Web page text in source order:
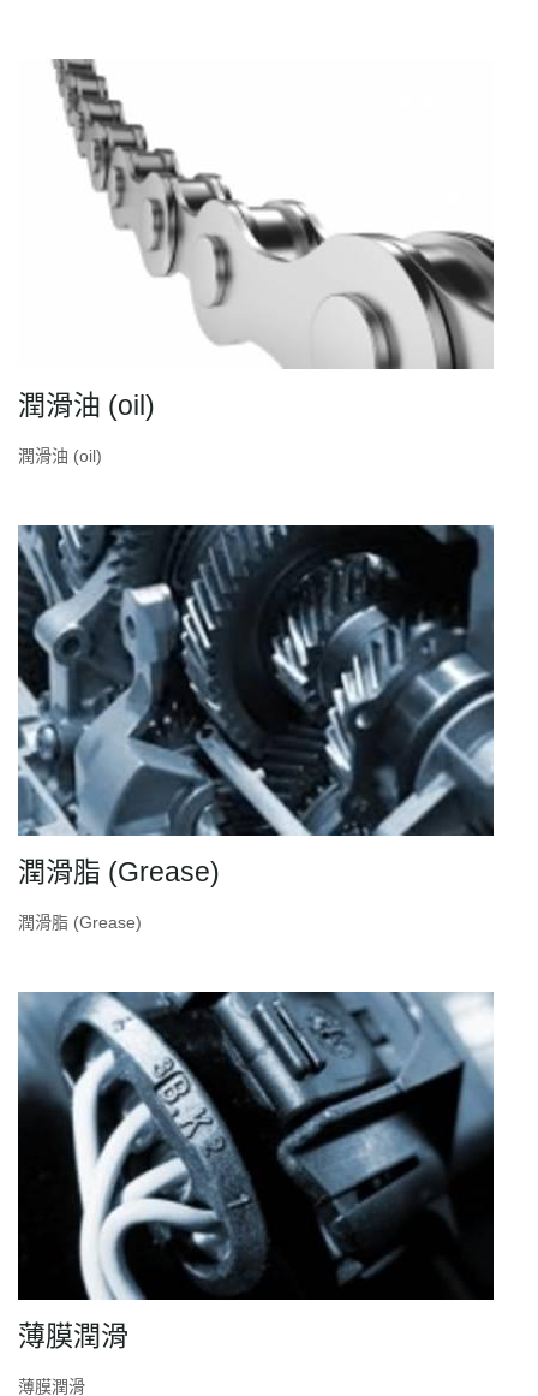
潤滑油 (oil)
潤滑油 (oil)
潤滑脂 (Grease)
潤滑脂 (Grease)
薄膜潤滑
薄膜潤滑